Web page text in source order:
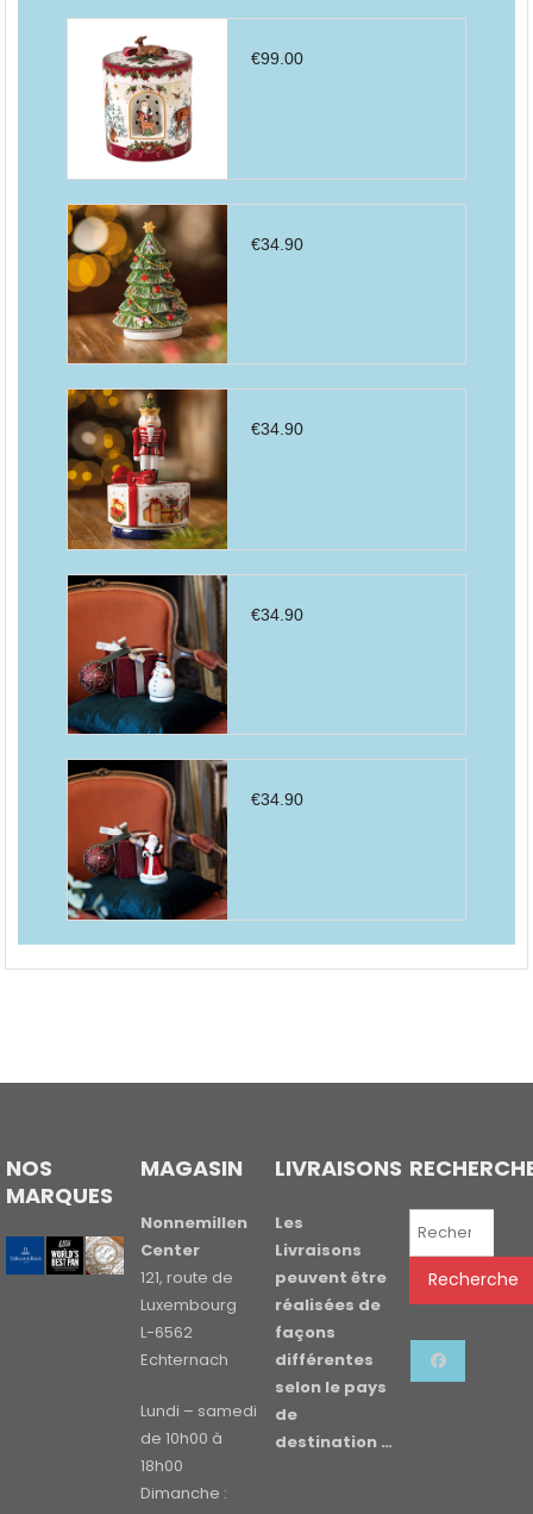
€99.00
€34.90
€34.90
€34.90
€34.90
NOS
MARQUES
MAGASIN
Nonnemillen
Center
121, route de
Luxembourg
L-6562
Echternach
Lundi – samedi
de 10h00 à
18h00
Dimanche :
LIVRAISONS
Les
Livraisons
peuvent être
réalisées de
façons
différentes
selon le pays
de
destination …
Recherche
Recherche